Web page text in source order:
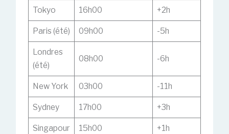
Tokyo 16h00 +2h
Paris (été) 09h00 -5h
Londres
(été)
08h00 -6h
New York 03h00 -11h
Sydney 17h00 +3h
Singapour 15h00 +1h